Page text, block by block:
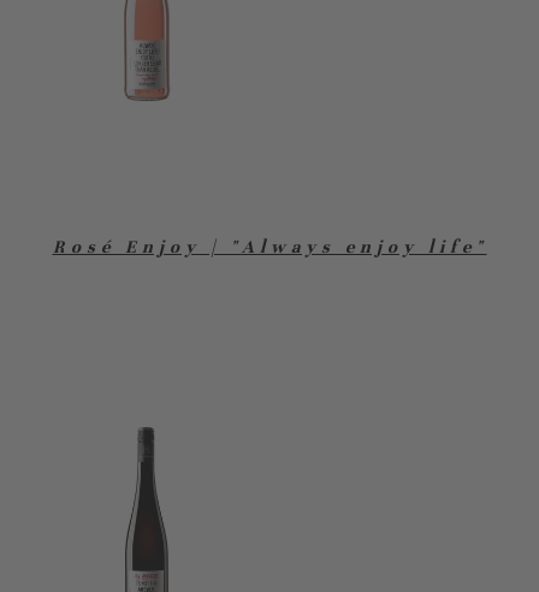
Rosé Enjoy | "Always enjoy life"